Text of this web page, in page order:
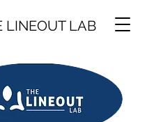
LINEOUT LAB